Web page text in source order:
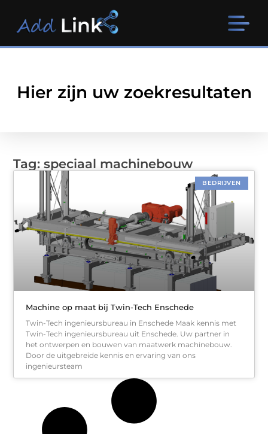
Hier zijn uw zoekresultaten
Tag: speciaal machinebouw
BEDRIJVEN
Machine op maat bij Twin-Tech Enschede
Twin-Tech ingenieursbureau in Enschede Maak kennis met
Twin-Tech ingenieursbureau uit Enschede. Uw partner in
het ontwerpen en bouwen van maatwerk machinebouw.
Door de uitgebreide kennis en ervaring van ons
ingenieursteam